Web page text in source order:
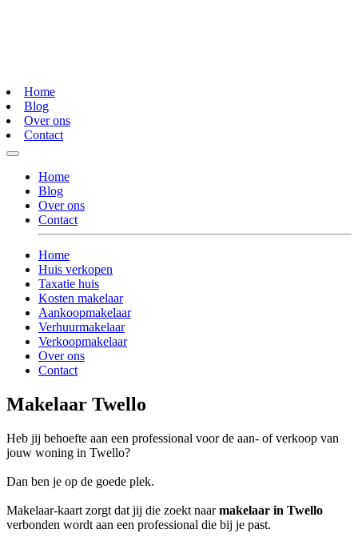
Home
Blog
Over ons
Contact
Home
Blog
Over ons
Contact
Home
Huis verkopen
Taxatie huis
Kosten makelaar
Aankoopmakelaar
Verhuurmakelaar
Verkoopmakelaar
Over ons
Contact
Makelaar Twello
Heb jij behoefte aan een professional voor de aan- of verkoop van
jouw woning in Twello?
Dan ben je op de goede plek.
Makelaar-kaart zorgt dat jij die zoekt naarmakelaar in Twello
verbonden wordt aan een professional die bij je past.